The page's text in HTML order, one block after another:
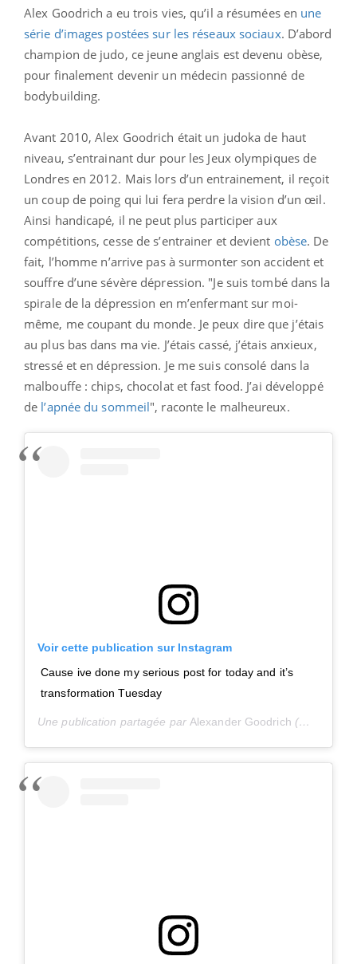
Alex Goodrich a eu trois vies, qu’il a résumées en une
série d’images postées sur les réseaux sociaux. D’abord
champion de judo, ce jeune anglais est devenu obèse,
pour finalement devenir un médecin passionné de
bodybuilding.
Avant 2010, Alex Goodrich était un judoka de haut
niveau, s’entrainant dur pour les Jeux olympiques de
Londres en 2012. Mais lors d’un entrainement, il reçoit
un coup de poing qui lui fera perdre la vision d’un œil.
Ainsi handicapé, il ne peut plus participer aux
compétitions, cesse de s’entrainer et devient obèse. De
fait, l’homme n’arrive pas à surmonter son accident et
souffre d’une sévère dépression. "Je suis tombé dans la
spirale de la dépression en m’enfermant sur moi-
même, me coupant du monde. Je peux dire que j’étais
au plus bas dans ma vie. J’étais cassé, j’étais anxieux,
stressé et en dépression. Je me suis consolé dans la
malbouffe : chips, chocolat et fast food. J’ai développé
de l’apnée du sommeil", raconte le malheureux.
Voir cette publication sur Instagram
Cause ive done my serious post for today and it’s
transformation Tuesday
Une publication partagée par Alexander Goodrich (@a_goodrich_fitness) le